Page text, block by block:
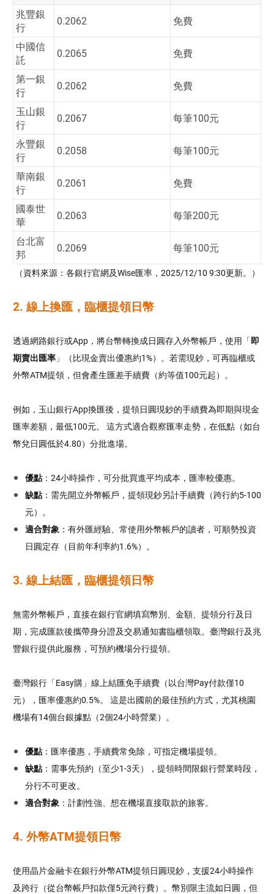
兆豐銀
行
0.2062
免費
中國信
託
0.2065
免費
第一銀
行
0.2062
免費
玉山銀
行
0.2067
每筆100元
永豐銀
行
0.2058
每筆100元
華南銀
行
0.2061
免費
國泰世
華
0.2063
每筆200元
台北富
邦
0.2069 每筆100元
（資料來源：各銀行官網及Wise匯率，2025/12/10 9:30更新。）
2. 線上換匯，臨櫃提領日幣
透過網路銀行或App，將台幣轉換成日圓存入外幣帳戶，使用「即
期賣出匯率 」（比現金賣出優惠約1%）。若需現鈔，可再臨櫃或
外幣ATM提領，但會產生匯差手續費（約等值100元起）。
例如，玉山銀行App換匯後，提領日圓現鈔的手續費為即期與現金
匯率差額，最低100元。 這方式適合觀察匯率走勢，在低點（如台
幣兌日圓低於4.80）分批進場。
優點 ：24小時操作，可分批買進平均成本，匯率較優惠。
缺點 ：需先開立外幣帳戶，提領現鈔另計手續費（跨行約5-100
元）。
適合對象 ：有外匯經驗、常使用外幣帳戶的讀者，可順勢投資
日圓定存（目前年利率約1.6%）。
3. 線上結匯，臨櫃提領日幣
無需外幣帳戶，直接在銀行官網填寫幣別、金額、提領分行及日
期，完成匯款後攜帶身分證及交易通知書臨櫃領取。臺灣銀行及兆
豐銀行提供此服務，可預約機場分行提領。
臺灣銀行「Easy購」線上結匯免手續費（以台灣Pay付款僅10
元），匯率優惠約0.5%。 這是出國前的最佳預約方式，尤其桃園
機場有14個台銀據點（2個24小時營業）。
優點 ：匯率優惠，手續費常免除，可指定機場提領。
缺點 ：需事先預約（至少1-3天），提領時間限銀行營業時段，
分行不可更改。
適合對象 ：計劃性強、想在機場直接取款的旅客。
4. 外幣ATM提領日幣
使用晶片金融卡在銀行外幣ATM提領日圓現鈔，支援24小時操作
及跨行（從台幣帳戶扣款僅5元跨行費）。幣別限主流如日圓，但